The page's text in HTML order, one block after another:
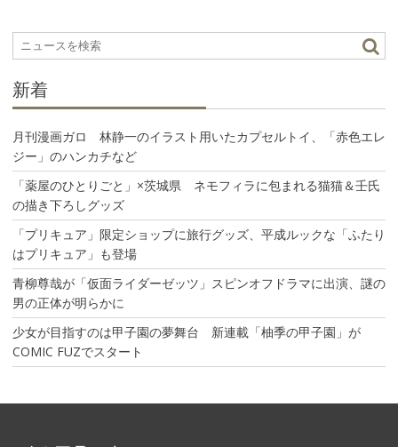
シ
ョ
新着
月刊漫画ガロ 林静一のイラスト用いたカプセルトイ、「赤色エレ
ジー」のハンカチなど
「薬屋のひとりごと」×茨城県 ネモフィラに包まれる猫猫＆壬氏
の描き下ろしグッズ
「プリキュア」限定ショップに旅行グッズ、平成ルックな「ふたり
はプリキュア」も登場
青柳尊哉が「仮面ライダーゼッツ」スピンオフドラマに出演、謎の
男の正体が明らかに
少女が目指すのは甲子園の夢舞台 新連載「柚季の甲子園」が
COMIC FUZでスタート